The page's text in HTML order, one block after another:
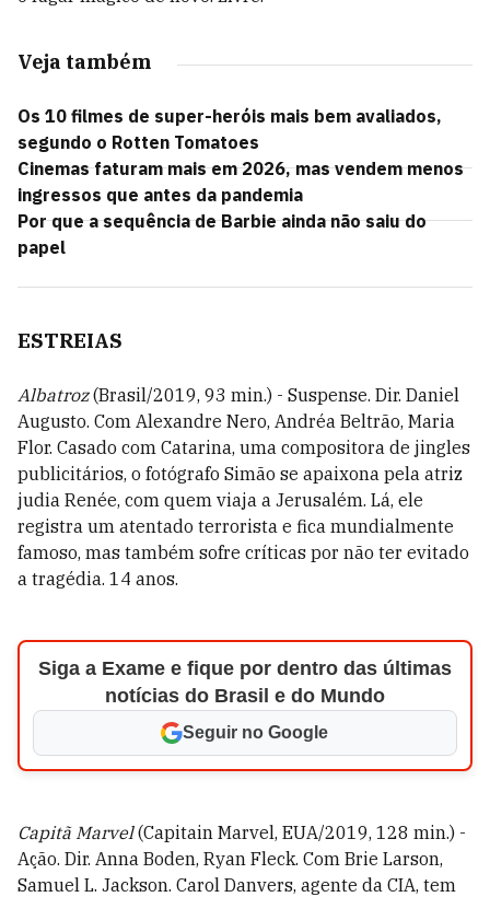
Veja também
Os 10 filmes de super-heróis mais bem avaliados,
segundo o Rotten Tomatoes
Cinemas faturam mais em 2026, mas vendem menos
ingressos que antes da pandemia
Por que a sequência de Barbie ainda não saiu do
papel
ESTREIAS
Albatroz(Brasil/2019, 93 min.) - Suspense. Dir. Daniel
Augusto. Com Alexandre Nero, Andréa Beltrão, Maria
Flor. Casado com Catarina, uma compositora de jingles
publicitários, o fotógrafo Simão se apaixona pela atriz
judia Renée, com quem viaja a Jerusalém. Lá, ele
registra um atentado terrorista e fica mundialmente
famoso, mas também sofre críticas por não ter evitado
a tragédia. 14 anos.
Siga a Exame e fique por dentro das últimas
notícias do Brasil e do Mundo
Seguir no Google
Capitã Marvel(Capitain Marvel, EUA/2019, 128 min.) -
Ação. Dir. Anna Boden, Ryan Fleck. Com Brie Larson,
Samuel L. Jackson. Carol Danvers, agente da CIA, tem